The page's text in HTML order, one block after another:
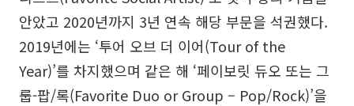
안았고 2020년까지 3년 연속 해당 부문을 석권했다.
2019년에는 ‘투어 오브 더 이어(Tour of the
Year)’를 차지했으며 같은 해 ‘페이보릿 듀오 또는 그
룹-팝/록(Favorite Duo or Group – Pop/Rock)’을